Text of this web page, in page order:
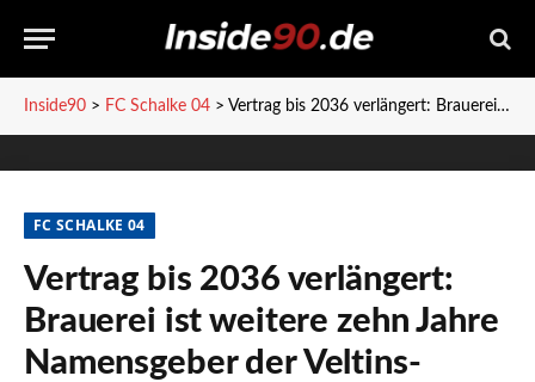
Inside90 > FC Schalke 04 > Vertrag bis 2036 verlängert: Brauerei ist weitere zehn Jahre Namensgeber der Veltins-Arena
FC SCHALKE 04
Vertrag bis 2036 verlängert:
Brauerei ist weitere zehn Jahre
Namensgeber der Veltins-